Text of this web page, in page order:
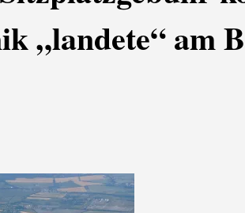
„landete“ am